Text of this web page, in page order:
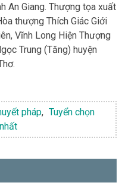
An Giang. Thượng tọa xuất
thượng Thích Giác Giới
Vĩnh Long Hiện Thượng
Trung (Tăng) huyện
pháp, Tuyển chọn